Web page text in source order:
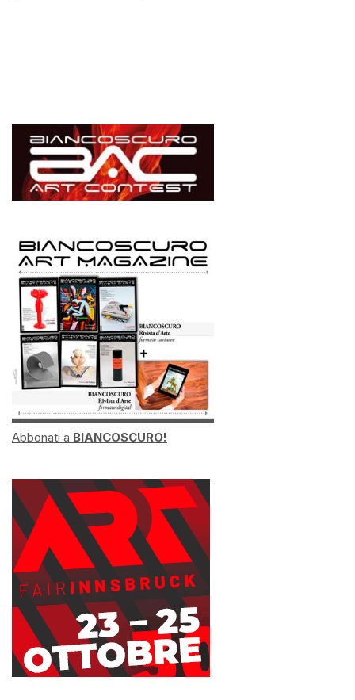
Abbonati a BIANCOSCURO!